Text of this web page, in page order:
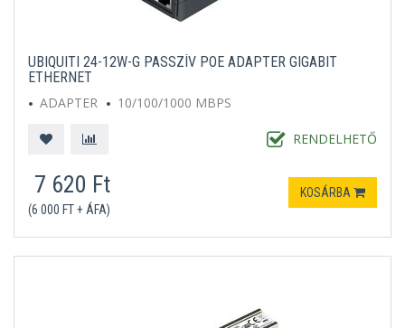
UBIQUITI 24-12W-G PASSZÍV POE ADAPTER GIGABIT
ETHERNET
ADAPTER
10/100/1000 MBPS
RENDELHETŐ
7 620 Ft
(6 000 FT + ÁFA)
KOSÁRBA